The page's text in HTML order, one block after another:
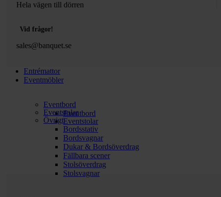
Hela vägen till dörren
Vid frågor!
sales@banquet.se
Entrémattor
Eventmöbler
Eventbord
Eventbord
Eventstolar
Eventstolar
Övrigt
Bordsstativ
Bordsvagnar
Dukar & Bordsöverdrag
Fällbara scener
Stolsöverdrag
Stolsvagnar